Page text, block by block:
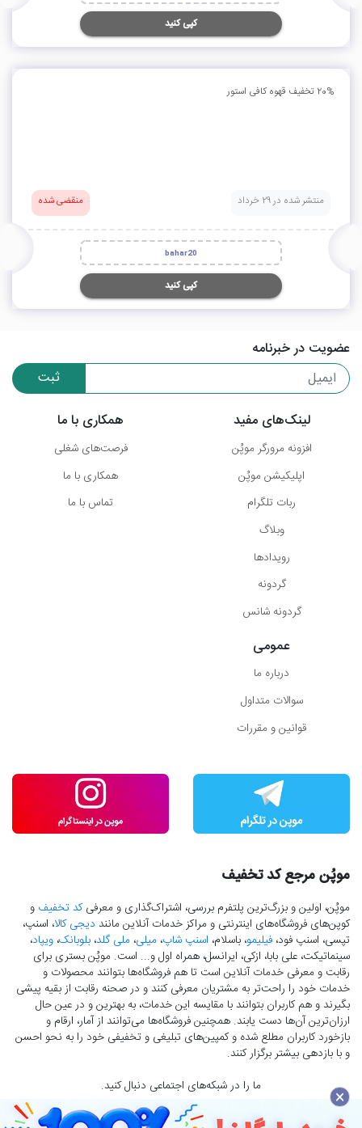
کپی کنید
20% تخفیف قهوه کافی استور
منتشر شده در 29 خرداد منقضی شده
bahar20
کپی کنید
عضویت در خبرنامه
ثبت
لینک‌های مفید
افزونه مرورگر موپُن
اپلیکیشن موپُن
ربات تلگرام
وبلاگ
رویدادها
گردونه
گردونه شانس
همکاری با ما
فرصت‌های شغلی
همکاری با ما
تماس با ما
عمومی
درباره ما
سوالات متداول
قوانین و مقررات
موپُن مرجع کد تخفیف
موپُن، اولین و بزرگ‌ترین پلتفرم بررسی، اشتراک‌گذاری و معرفیکد تخفیف و
کوپن‌های فروشگاه‌های اینترنتی و مراکز خدمات آنلاین مانند دیجی کالا، اسنپ،
تپسی، اسنپ فود، فیلیمو، باسلام، اسنپ شاپ، میلی، ملی گلد، بلوبانک، ویپاد،
سینماتیکت، علی بابا، ازکی، ایرانسل، همراه اول و... است. موپُن بستری برای
رقابت و معرفی خدمات آنلاین است تا هم فروشگاه‌ها بتوانند محصولات و
خدمات خود را راحت‌تر به مشتریان معرفی کنند و در صحنه رقابت از بقیه پیشی
بگیرند و هم کاربران بتوانند با مقایسه این خدمات، به بهترین و در عین حال
ارزان‌ترین آن‌ها دست‌ یابند. همچنین فروشگاه‌ها می‌توانند از آمار، ارقام و
بازخورد کاربران مطلع شده و کمپین‌های تبلیغی و تخفیفی خود را به نحو احسن
و با بازدهی بیشتر برگزار کنند.
ما را در شبکه‌های اجتماعی دنبال کنید.
×